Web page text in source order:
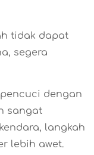
tidak dapat
segera
dengan
sangat
langkah
lebih awet.